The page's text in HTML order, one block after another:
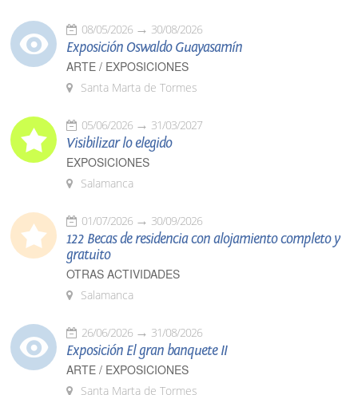
08/05/2026 30/08/2026
Exposición Oswaldo Guayasamín
ARTE / EXPOSICIONES
Santa Marta de Tormes
05/06/2026 31/03/2027
Visibilizar lo elegido
EXPOSICIONES
Salamanca
01/07/2026 30/09/2026
122 Becas de residencia con alojamiento completo y
gratuito
OTRAS ACTIVIDADES
Salamanca
26/06/2026 31/08/2026
Exposición El gran banquete II
ARTE / EXPOSICIONES
Santa Marta de Tormes